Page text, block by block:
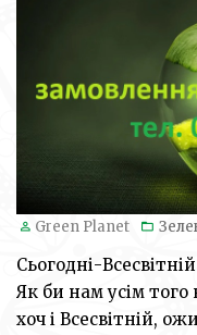
Green Planet
Cьогодні-
Як би нам усім того
хоч і Всесвітній,